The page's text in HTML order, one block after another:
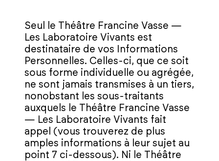
Seul le Théâtre Francine Vasse —
Les Laboratoire Vivants est
destinataire de vos Informations
Personnelles. Celles-ci, que ce soit
sous forme individuelle ou agrégée,
ne sont jamais transmises à un tiers,
nonobstant les sous-traitants
auxquels le Théâtre Francine Vasse
— Les Laboratoire Vivants fait
appel (vous trouverez de plus
amples informations à leur sujet au
point 7 ci-dessous). Ni le Théâtre